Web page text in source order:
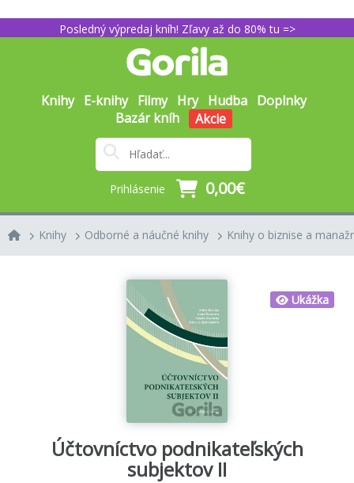
Posledný výpredaj kníh! Zľavy až do 80% tu =>
Knihy E-knihy Filmy Hry Hudba Doplnky
Bazár kníh
Akcie
Prihlásenie 0,00€
Knihy Odborné a náučné knihy Knihy o biznise a
Ukážka
Účtovníctvo podnikateľských
subjektov II